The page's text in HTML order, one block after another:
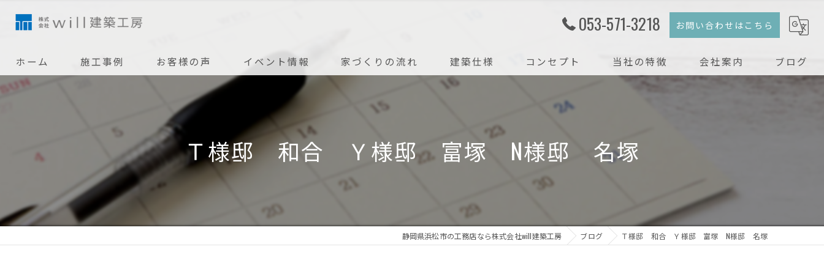
053-571-3218 お問い合わせはこちら
ホーム 施工事例 お客様の声 イベント情報 家づくりの流れ
アフターメンテナンス
建築仕様 コンセプト 当社の特徴
戸建て
リノベーション
会社案内 ブログ
Ｔ様邸 和合 Ｙ様邸 富塚 N様邸 名塚
静岡県浜松市の工務店なら株式会社will建築工房 ブログ Ｔ様邸 和合 Ｙ様邸 富塚 N様邸 名塚